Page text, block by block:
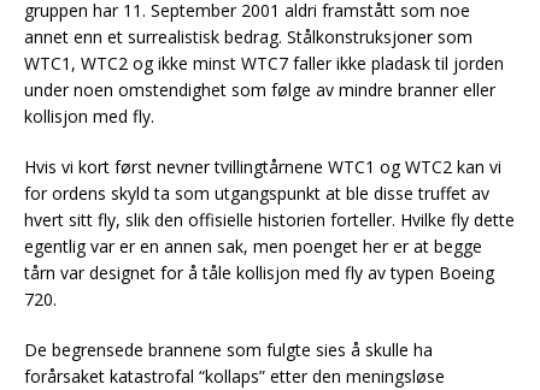
gruppen har 11. September 2001 aldri framstått som noe
annet enn et surrealistisk bedrag. Stålkonstruksjoner som
WTC1, WTC2 og ikke minst WTC7 faller ikke pladask til jorden
under noen omstendighet som følge av mindre branner eller
kollisjon med fly.
Hvis vi kort først nevner tvillingtårnene WTC1 og WTC2 kan vi
for ordens skyld ta som utgangspunkt at ble disse truffet av
hvert sitt fly, slik den offisielle historien forteller. Hvilke fly dette
egentlig var er en annen sak, men poenget her er at begge
tårn var designet for å tåle kollisjon med fly av typen Boeing
720.
De begrensede brannene som fulgte sies å skulle ha
forårsaket katastrofal “kollaps” etter den meningsløse